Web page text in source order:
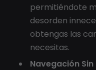
permitiéndote
desorden
obtengas las
necesitas.
Navegación Sin